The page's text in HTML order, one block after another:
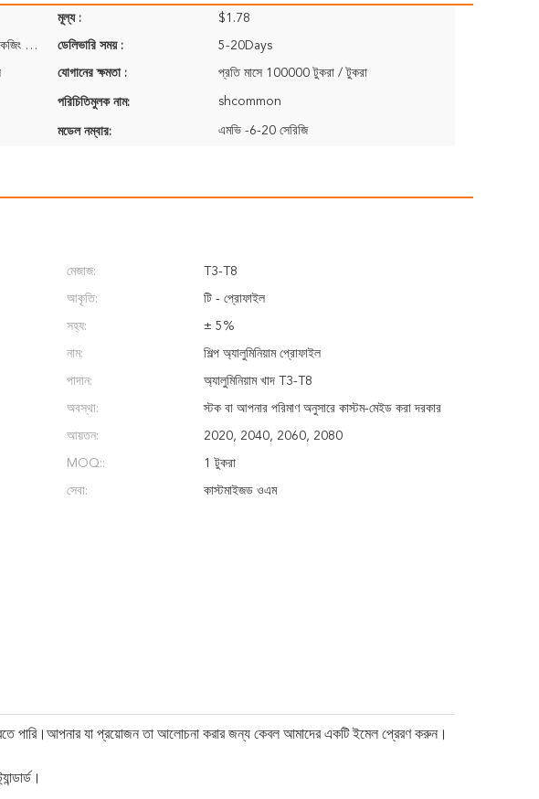
মূল্য : $1.78
ফোমের রাবার এবং বুদ্বুদ ফিল্ম স্তরযুক্ত প্যাকেজিং প্রোফাইলের জন্য; ডেলিভারি সময় : 5-20Days
যোগানের ক্ষমতা : প্রতি মাসে 100000 টুকরা / টুকরা
পরিচিতিমুলক নাম: shcommon
মডেল নম্বার: এমভি -6-20 সেরিজি
মেজাজ: T3-T8
আকৃতি: টি - প্রোফাইল
সহ্য: ± 5%
নাম: শিল্প অ্যালুমিনিয়াম প্রোফাইল
পাদান: অ্যালুমিনিয়াম খাদ T3-T8
অবস্থা: স্টক বা আপনার পরিমাণ অনুসারে কাস্টম-মেইড করা দরকার
আয়তন: 2020, 2040, 2060, 2080
MOQ:: 1 টুকরা
সেবা: কাস্টমাইজড ওএম
পারি।আপনার যা প্রয়োজন তা আলোচনা করার জন্য কেবল আমাদের একটি ইমেল প্রেরণ করুন।